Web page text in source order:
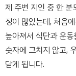
제 주변 지인 중 한
정이 많았는데, 처음
높아져서 식단과 운
숫자에 그치지 않고,
닫게 됩니다.